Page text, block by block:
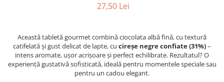
27,50 Lei
Această tabletă gourmet combină ciocolata albă fină, cu textură
catifelată și gust delicat de lapte, cu cireșe negre confiate (31%)–
intens aromate, ușor acrișoare și perfect echilibrate. Rezultatul? O
experiență gustativă sofisticată, ideală pentru momentele speciale sau
pentru un cadou elegant.